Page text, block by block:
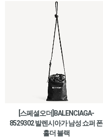
[스페셜오더]BALENCIAGA-
8529302 발렌시아가 남성 쇼퍼 폰
홀더 블랙